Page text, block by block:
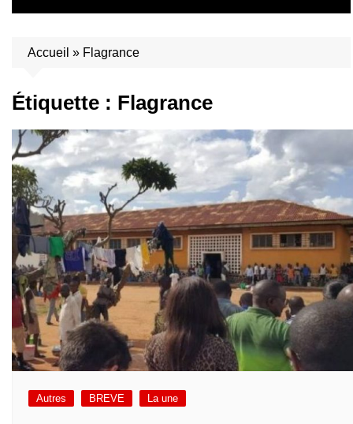
Accueil » Flagrance
Étiquette : Flagrance
Autres BREVE La une